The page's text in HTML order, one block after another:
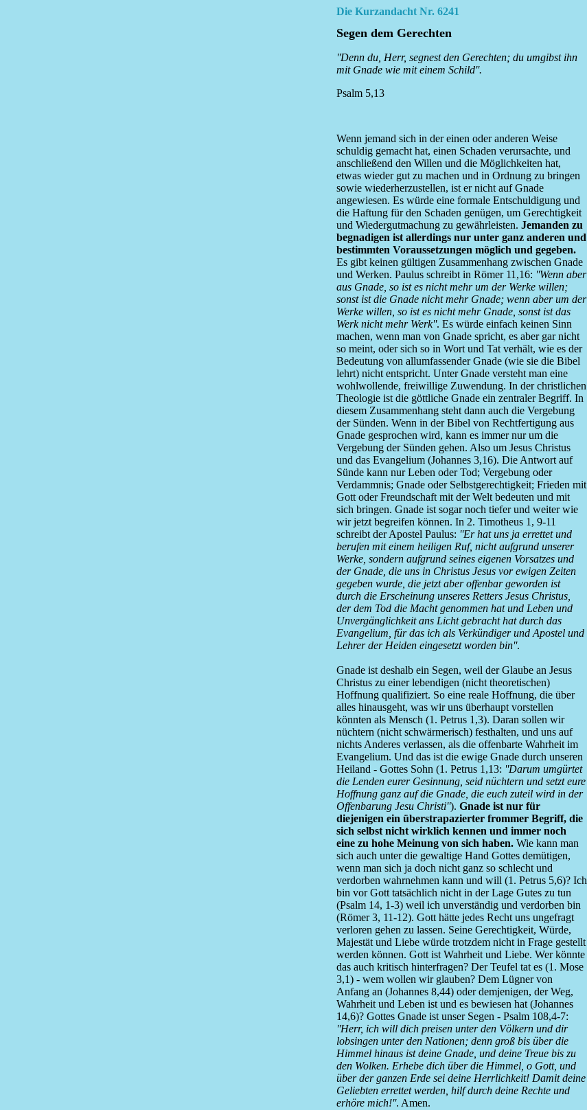
Die Kurzandacht Nr. 6241
Segen dem Gerechten
''Denn du, Herr, segnest den Gerechten; du umgibst ihn
mit Gnade wie mit einem Schild''.
Psalm 5,13
Wenn jemand sich in der einen oder anderen Weise
schuldig gemacht hat, einen Schaden verursachte, und
anschließend den Willen und die Möglichkeiten hat,
etwas wieder gut zu machen und in Ordnung zu bringen
sowie wiederherzustellen, ist er nicht auf Gnade
angewiesen. Es würde eine formale Entschuldigung und
die Haftung für den Schaden genügen, um Gerechtigkeit
und Wiedergutmachung zu gewährleisten. Jemanden zu
begnadigen ist allerdings nur unter ganz anderen und
bestimmten Voraussetzungen möglich und gegeben.
Es gibt keinen gültigen Zusammenhang zwischen Gnade
und Werken. Paulus schreibt in Römer 11,16: ''Wenn aber
aus Gnade, so ist es nicht mehr um der Werke willen;
sonst ist die Gnade nicht mehr Gnade; wenn aber um der
Werke willen, so ist es nicht mehr Gnade, sonst ist das
Werk nicht mehr Werk''. Es würde einfach keinen Sinn
machen, wenn man von Gnade spricht, es aber gar nicht
so meint, oder sich so in Wort und Tat verhält, wie es der
Bedeutung von allumfassender Gnade (wie sie die Bibel
lehrt) nicht entspricht. Unter Gnade versteht man eine
wohlwollende, freiwillige Zuwendung. In der christlichen
Theologie ist die göttliche Gnade ein zentraler Begriff. In
diesem Zusammenhang steht dann auch die Vergebung
der Sünden. Wenn in der Bibel von Rechtfertigung aus
Gnade gesprochen wird, kann es immer nur um die
Vergebung der Sünden gehen. Also um Jesus Christus
und das Evangelium (Johannes 3,16). Die Antwort auf
Sünde kann nur Leben oder Tod; Vergebung oder
Verdammnis; Gnade oder Selbstgerechtigkeit; Frieden mit
Gott oder Freundschaft mit der Welt bedeuten und mit
sich bringen. Gnade ist sogar noch tiefer und weiter wie
wir jetzt begreifen können. In 2. Timotheus 1, 9-11
schreibt der Apostel Paulus: ''Er hat uns ja errettet und
berufen mit einem heiligen Ruf, nicht aufgrund unserer
Werke, sondern aufgrund seines eigenen Vorsatzes und
der Gnade, die uns in Christus Jesus vor ewigen Zeiten
gegeben wurde, die jetzt aber offenbar geworden ist
durch die Erscheinung unseres Retters Jesus Christus,
der dem Tod die Macht genommen hat und Leben und
Unvergänglichkeit ans Licht gebracht hat durch das
Evangelium, für das ich als Verkündiger und Apostel und
Lehrer der Heiden eingesetzt worden bin''.
Gnade ist deshalb ein Segen, weil der Glaube an Jesus
Christus zu einer lebendigen (nicht theoretischen)
Hoffnung qualifiziert. So eine reale Hoffnung, die über
alles hinausgeht, was wir uns überhaupt vorstellen
könnten als Mensch (1. Petrus 1,3). Daran sollen wir
nüchtern (nicht schwärmerisch) festhalten, und uns auf
nichts Anderes verlassen, als die offenbarte Wahrheit im
Evangelium. Und das ist die ewige Gnade durch unseren
Heiland - Gottes Sohn (1. Petrus 1,13: ''Darum umgürtet
die Lenden eurer Gesinnung, seid nüchtern und setzt eure
Hoffnung ganz auf die Gnade, die euch zuteil wird in der
Offenbarung Jesu Christi''). Gnade ist nur für
diejenigen ein überstrapazierter frommer Begriff, die
sich selbst nicht wirklich kennen und immer noch
eine zu hohe Meinung von sich haben.Wie kann man
sich auch unter die gewaltige Hand Gottes demütigen,
wenn man sich ja doch nicht ganz so schlecht und
verdorben wahrnehmen kann und will (1. Petrus 5,6)? Ich
bin vor Gott tatsächlich nicht in der Lage Gutes zu tun
(Psalm 14, 1-3) weil ich unverständig und verdorben bin
(Römer 3, 11-12). Gott hätte jedes Recht uns ungefragt
verloren gehen zu lassen. Seine Gerechtigkeit, Würde,
Majestät und Liebe würde trotzdem nicht in Frage gestellt
werden können. Gott ist Wahrheit und Liebe. Wer könnte
das auch kritisch hinterfragen? Der Teufel tat es (1. Mose
3,1) - wem wollen wir glauben? Dem Lügner von
Anfang an (Johannes 8,44) oder demjenigen, der Weg,
Wahrheit und Leben ist und es bewiesen hat (Johannes
14,6)? Gottes Gnade ist unser Segen - Psalm 108,4-7:
''Herr, ich will dich preisen unter den Völkern und dir
lobsingen unter den Nationen; denn groß bis über die
Himmel hinaus ist deine Gnade, und deine Treue bis zu
den Wolken. Erhebe dich über die Himmel, o Gott, und
über der ganzen Erde sei deine Herrlichkeit! Damit deine
Geliebten errettet werden, hilf durch deine Rechte und
erhöre mich!''. Amen.